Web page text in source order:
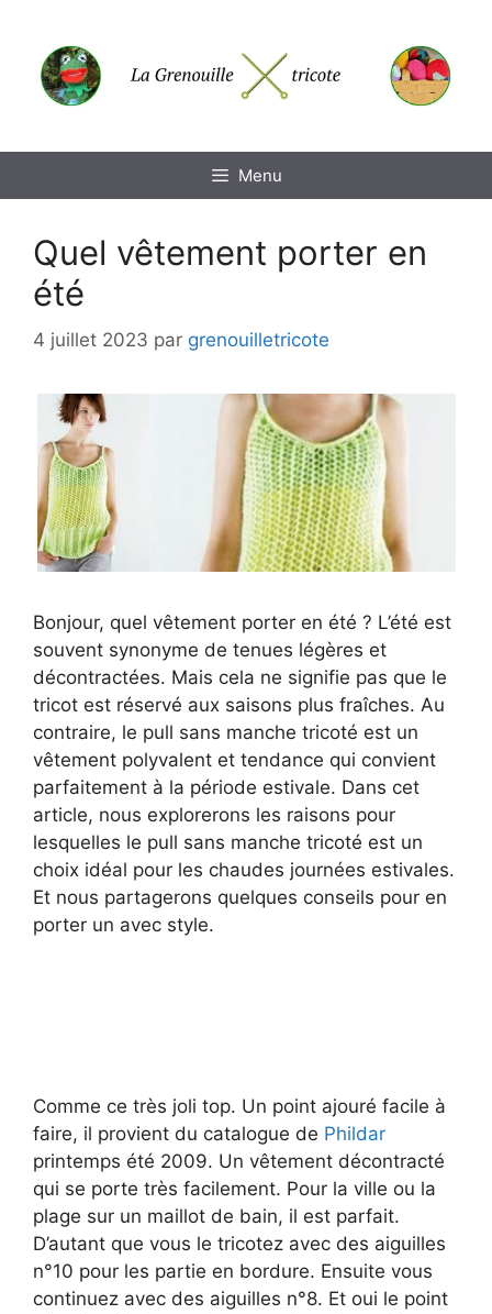
contenu
Menu
Quel vêtement porter en
été
4 juillet 2023 par grenouilletricote
Bonjour, quel vêtement porter en été ? L’été est
souvent synonyme de tenues légères et
décontractées. Mais cela ne signifie pas que le
tricot est réservé aux saisons plus fraîches. Au
contraire, le pull sans manche tricoté est un
vêtement polyvalent et tendance qui convient
parfaitement à la période estivale. Dans cet
article, nous explorerons les raisons pour
lesquelles le pull sans manche tricoté est un
choix idéal pour les chaudes journées estivales.
Et nous partagerons quelques conseils pour en
porter un avec style.
Comme ce très joli top. Un point ajouré facile à
faire, il provient du catalogue de Phildar
printemps été 2009. Un vêtement décontracté
qui se porte très facilement. Pour la ville ou la
plage sur un maillot de bain, il est parfait.
D’autant que vous le tricotez avec des aiguilles
n°10 pour les partie en bordure. Ensuite vous
continuez avec des aiguilles n°8. Et oui le point